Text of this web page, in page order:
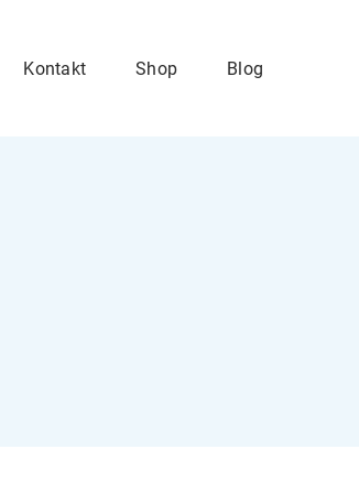
Kontakt Shop Blog